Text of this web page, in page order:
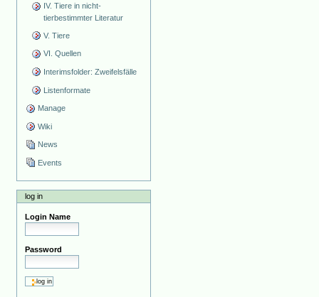
IV. Tiere in nicht-
tierbestimmter Literatur
V. Tiere
VI. Quellen
Interimsfolder: Zweifelsfälle
Listenformate
Manage
Wiki
News
Events
log in
Login Name
Password